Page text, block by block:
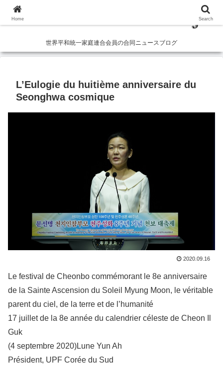
世界平和統一家庭連合会員の合同ニュースブログ
L’Eulogie du huitième anniversaire du
Seonghwa cosmique
2020.09.16
Le festival de Cheonbo commémorant le 8e anniversaire
de la Sainte Ascension du Soleil Myung Moon, le véritable
parent du ciel, de la terre et de l’humanité
17 juillet de la 8e année du calendrier céleste de Cheon Il
Guk
(4 septembre 2020)Lune Yun Ah
Président, UPF Corée du Sud
Home Search